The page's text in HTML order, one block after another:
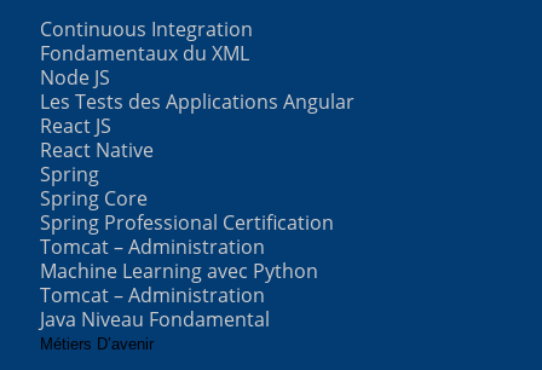
Continuous Integration
Fondamentaux du XML
Node JS
Les Tests des Applications Angular
React JS
React Native
Spring
Spring Core
Spring Professional Certification
Tomcat – Administration
Machine Learning avec Python
Tomcat – Administration
Java Niveau Fondamental
Métiers D’avenir